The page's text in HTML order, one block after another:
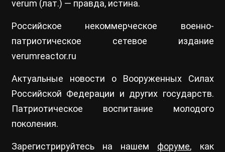
verum (лат.) — правда, истина.
Российское некоммерческое военно-
патриотическое сетевое издание
verumreactor.ru
Актуальные новости о Вооруженных Силах
Российской Федерации и других государств.
Патриотическое воспитание молодого
поколения.
Зарегистрируйтесь на нашем форуме, как